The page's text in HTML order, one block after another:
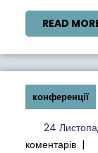
READ
конференції
24
коментарів |